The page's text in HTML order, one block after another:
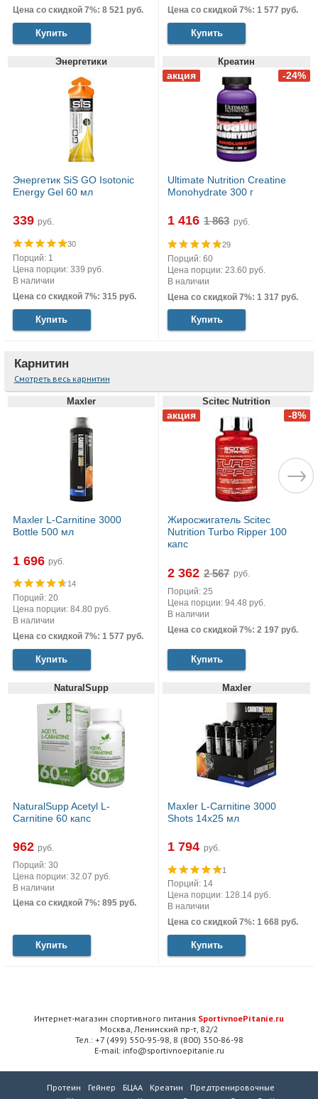
Цена со скидкой 7%: 8 521 руб.
Купить
Цена со скидкой 7%: 1 577 руб.
Купить
Энергетики
Энергетик SiS GO Isotonic
Energy Gel 60 мл
339 руб.
30
Порций: 1
Цена порции: 339 руб.
В наличии
Цена со скидкой 7%: 315 руб.
Купить
Креатин
Ultimate Nutrition Creatine
Monohydrate 300 г
1 416 руб.
29
Порций: 60
Цена порции: 23.60 руб.
В наличии
Цена со скидкой 7%: 1 317 руб.
Купить
Карнитин
Смотреть весь карнитин
Maxler
Maxler L-Carnitine 3000
Bottle 500 мл
1 696 руб.
14
Порций: 20
Цена порции: 84.80 руб.
В наличии
Цена со скидкой 7%: 1 577 руб.
Купить
Scitec Nutrition
Жиросжигатель Scitec
Nutrition Turbo Ripper 100
капс
2 362
руб.
Порций: 25
Цена порции: 94.48 руб.
В наличии
Цена со скидкой 7%: 2 197 руб.
Купить
NaturalSupp
NaturalSupp Acetyl L-
Carnitine 60 капс
962 руб.
Порций: 30
Цена порции: 32.07 руб.
В наличии
Цена со скидкой 7%: 895 руб.
Купить
Maxler
Maxler L-Carnitine 3000
Shots 14x25 мл
1 794 руб.
1
Порций: 14
Цена порции: 128.14 руб.
В наличии
Цена со скидкой 7%: 1 668 руб.
Купить
Интернет-магазин спортивного питания SportivnoePitanie.ru
Москва, Ленинский пр-т, 82/2
Тел.: +7 (499) 550-95-98, 8 (800) 350-86-98
E-mail: info@sportivnoepitanie.ru
Протеин Гейнер БЦАА Креатин
Предтренировочные